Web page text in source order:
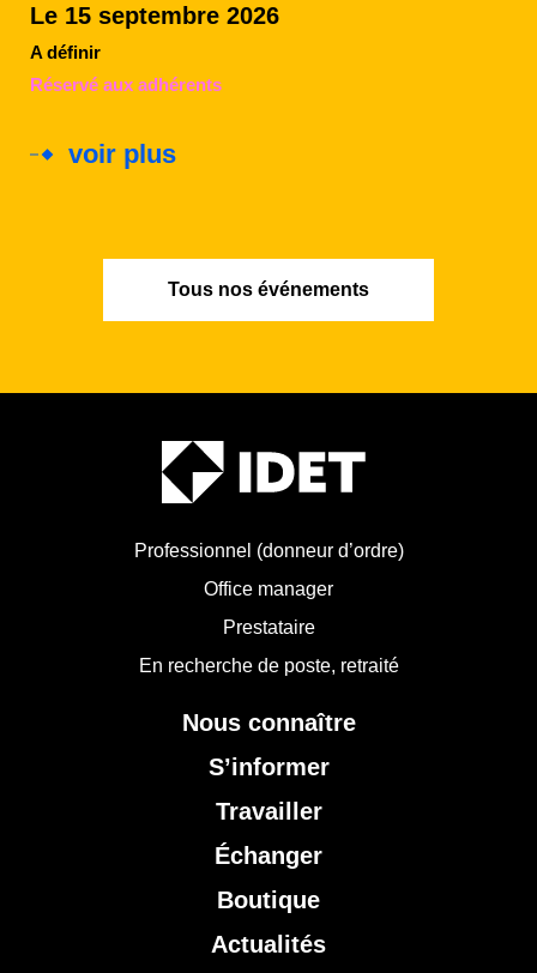
Le 15 septembre 2026
A définir
Réservé aux adhérents
voir plus
Tous nos événements
Professionnel (donneur d’ordre)
Office manager
Prestataire
En recherche de poste, retraité
Nous connaître
S’informer
Travailler
Échanger
Boutique
Actualités